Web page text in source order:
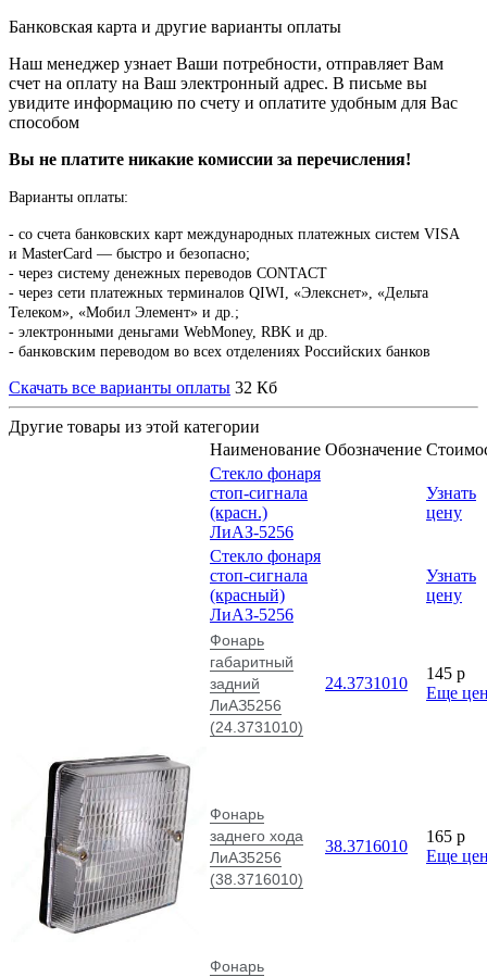
Банковская карта и другие варианты оплаты
Наш менеджер узнает Ваши потребности, отправляет Вам
счет на оплату на Ваш электронный адрес. В письме вы
увидите информацию по счету и оплатите удобным для Вас
способом
Вы не платите никакие комиссии за перечисления!
Варианты оплаты:
- со счета банковских карт международных платежных систем VISA
и MasterCard — быстро и безопасно;
- через систему денежных переводов CONTACT
- через сети платежных терминалов QIWI, «Элекснет», «Дельта
Телеком», «Мобил Элемент» и др.;
- электронными деньгами WebMoney, RBK и др.
- банковским переводом во всех отделениях Российских банков
Скачать все варианты оплаты 32 Кб
Другие товары из этой категории
Наименование Обозначение
Стекло фонаря
стоп-сигнала
(красн.)
ЛиАЗ-5256
Узнать
цену
Стекло фонаря
стоп-сигнала
(красный)
ЛиАЗ-5256
Узнать
цену
Фонарь
габаритный
задний
ЛиАЗ5256
(24.3731010)
24.3731010
145 p
Еще
Фонарь
заднего хода
ЛиАЗ5256
(38.3716010)
38.3716010
165 p
Еще
Фонарь